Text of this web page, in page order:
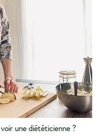
une diététicienne ?